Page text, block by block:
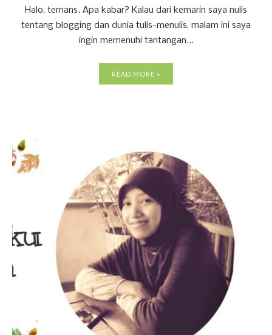
Halo, temans. Apa kabar? Kalau dari kemarin saya nulis
tentang blogging dan dunia tulis-menulis, malam ini saya
ingin memenuhi tantangan...
READ MORE »